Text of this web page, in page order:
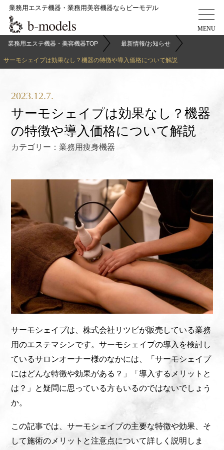
業務用エステ機器・業務用美容機器ならビーモデル
業務用エステ機器・美容機器TOP 最新情報/お知らせ
サーモシェイプは効果なし？機器の特徴や導入価格について解説
2023.12.7.
サーモシェイプは効果なし？機器
の特徴や導入価格について解説
カテゴリー：業務用痩身機器
サーモシェイプは、株式会社リツビが販売している業務
用のエステマシンです。サーモシェイプの導入を検討し
ているサロンオーナー様のなかには、「サーモシェイプ
にはどんな特徴や効果がある？」「導入するメリットと
は？」と疑問に思っている方もいるのではないでしょう
か。
この記事では、サーモシェイプの主要な特徴や効果、そ
して施術のメリットと注意点について詳しく説明しま